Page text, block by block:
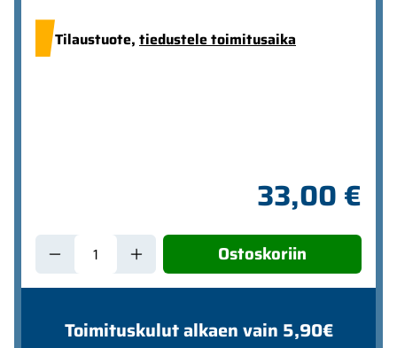
Tilaustuote, tiedustele toimitusaika
33,00 €
Ostoskoriin
Toimituskulut alkaen vain 5,90€